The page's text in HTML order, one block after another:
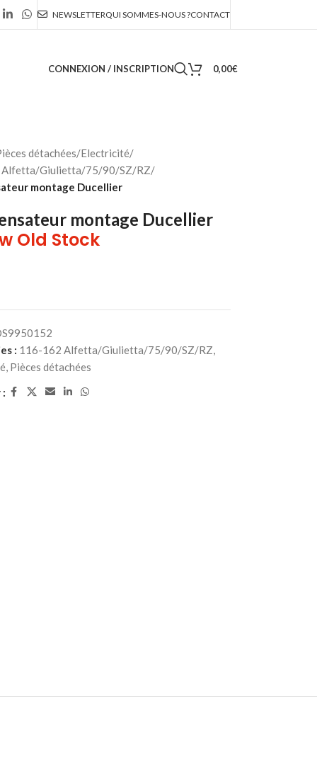
NEWSLETTERQUI SOMMES-NOUS ?CONTACT
CONNEXION / INSCRIPTION 0,00€
détachées/Electricité/
Giulietta/75/90/SZ/RZ/
montage Ducellier
montage Ducellier
Old Stock
: 116-162 Alfetta/Giulietta/75/90/SZ/RZ,
, Pièces détachées